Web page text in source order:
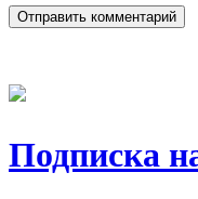
Подписка